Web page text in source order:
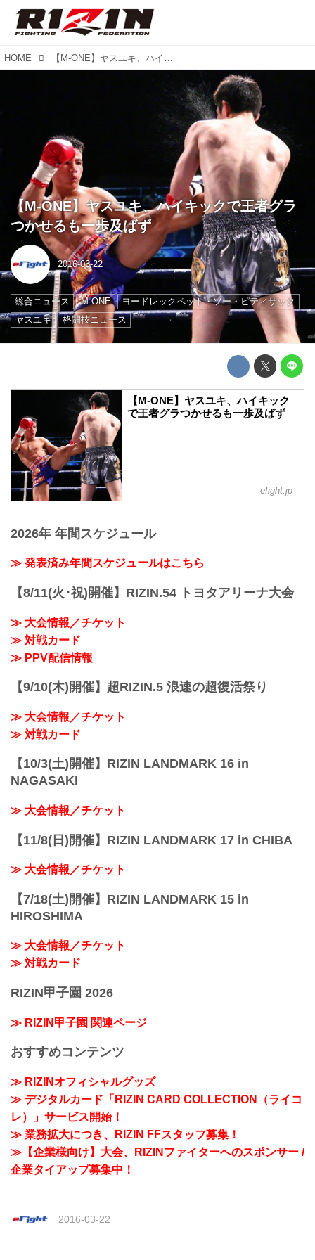
HOME 【M-ONE】ヤスユキ、ハイキックで王者グラつかせるも一歩及ばず
【M-ONE】ヤスユキ、ハイキックで王者グラ
つかせるも一歩及ばず
2016-03-22
総合ニュース M-ONE
ヨードレックペット・ソー・ピティサック
ヤスユキ
格闘技ニュース
【M-ONE】ヤスユキ、ハイキック
で王者グラつかせるも一歩及ばず
efight.jp
2026年 年間スケジュール
≫ 発表済み年間スケジュールはこちら
【8/11(火･祝)開催】RIZIN.54 トヨタアリーナ大会
≫ 大会情報／チケット
≫ 対戦カード
≫ PPV配信情報
【9/10(木)開催】超RIZIN.5 浪速の超復活祭り
≫ 大会情報／チケット
≫ 対戦カード
【10/3(土)開催】RIZIN LANDMARK 16 in
NAGASAKI
≫ 大会情報／チケット
【11/8(日)開催】RIZIN LANDMARK 17 in CHIBA
≫ 大会情報／チケット
【7/18(土)開催】RIZIN LANDMARK 15 in
HIROSHIMA
≫ 大会情報／チケット
≫ 対戦カード
RIZIN甲子園 2026
≫ RIZIN甲子園 関連ページ
おすすめコンテンツ
≫ RIZINオフィシャルグッズ
≫ デジタルカード「RIZIN CARD COLLECTION（ライコ
レ）」サービス開始！
≫ 業務拡大につき、RIZIN FFスタッフ募集！
≫【企業様向け】大会、RIZINファイターへのスポンサー /
企業タイアップ募集中！
2016-03-22